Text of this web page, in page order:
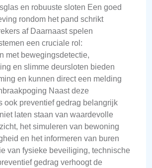
en robuuste sloten Een goed
rondom het pand schrikt
af Daarnaast spelen
een cruciale rol:
met bewegingsdetectie,
en slimme deursloten bieden
en kunnen direct een melding
Naast deze
ook preventief gedrag belangrijk
laten staan van waardevolle
het simuleren van bewoning
en het informeren van buren
van fysieke beveiliging, technische
gedrag verhoogt de